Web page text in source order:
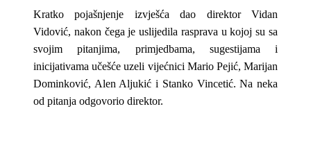
Kratko pojašnjenje izvješća dao direktor Vidan
Vidović, nakon čega je uslijedila rasprava u kojoj su sa
svojim pitanjima, primjedbama, sugestijama i
inicijativama učešće uzeli vijećnici Mario Pejić, Marijan
Dominković, Alen Aljukić i Stanko Vincetić. Na neka
od pitanja odgovorio direktor.